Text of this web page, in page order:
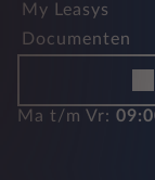
My Leasys
Documenten
Ma t/m Vr: